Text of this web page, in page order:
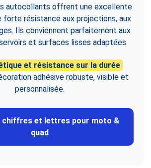
autocollants offrent une excellente
forte résistance aux projections, aux
Ils conviennent parfaitement aux
et surfaces lisses adaptées.
et résistance sur la durée
adhésive robuste, visible et
personnalisée.
chiffres et lettres pour moto &
quad